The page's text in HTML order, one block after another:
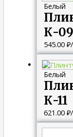
Белый
К-09
545.00 ₽
Белый
К-11
621.00 ₽